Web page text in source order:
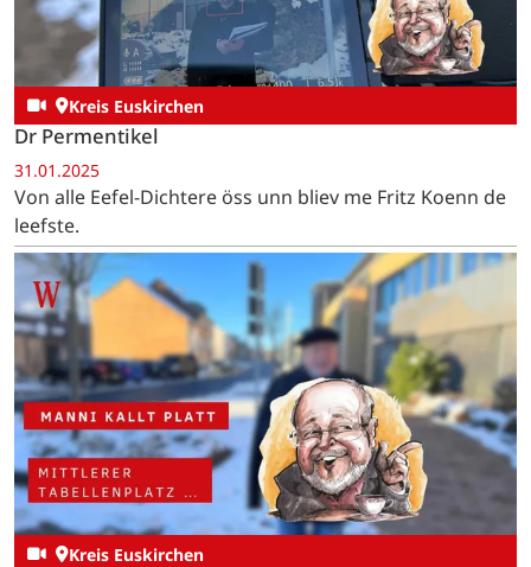
Kreis Euskirchen
Dr Permentikel
31.01.2025
Von alle Eefel-Dichtere öss unn bliev me Fritz Koenn de
leefste.
Kreis Euskirchen